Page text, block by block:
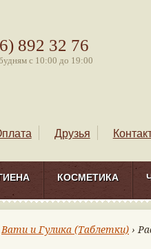
892 32 76
с 10:00 до 19:00
Друзья
КОСМЕТИКА
Вати и Гулика (Таблетки) ›